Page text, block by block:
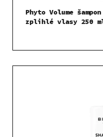
Phyto Volume
zplihlé vlasy 250